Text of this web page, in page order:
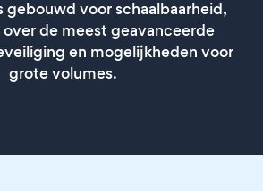
gebouwd voor schaalbaarheid,
de meest geavanceerde
en mogelijkheden voor
grote volumes.